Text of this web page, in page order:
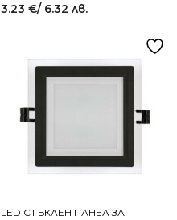
3.23 €/ 6.32 лв.
LED СТЪКЛЕН ПАНЕЛ ЗА